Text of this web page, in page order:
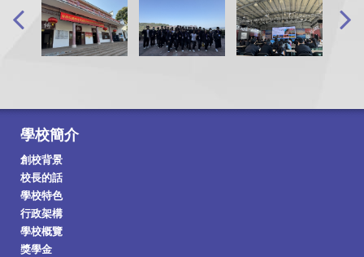
學校簡介
創校背景
校長的話
學校特色
行政架構
學校概覽
獎學金